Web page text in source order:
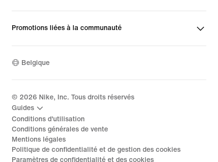
Promotions liées à la communauté
Belgique
© 2026 Nike, Inc. Tous droits réservés
Guides
Conditions d'utilisation
Conditions générales de vente
Mentions légales
Politique de confidentialité et de gestion des cookies
Paramètres de confidentialité et des cookies